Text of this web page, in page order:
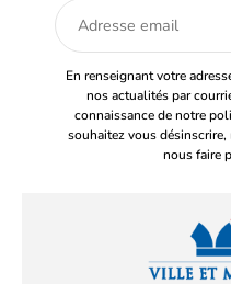
Adresse
email
En renseignant votre
nos actualités par
connaissance de notre
souhaitez vous
nous faire